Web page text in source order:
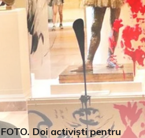
FOTO. Doi activiști pentru